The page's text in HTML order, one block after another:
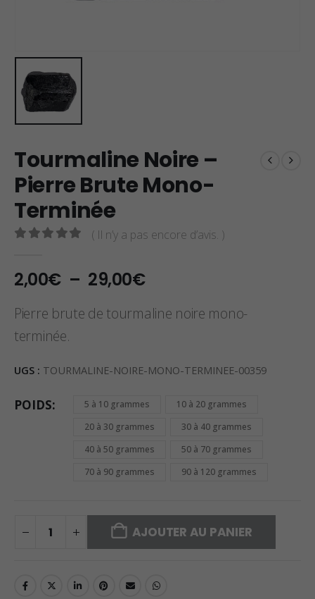
Tourmaline Noire –
Pierre Brute Mono-
Terminée
( Il n’y a pas encore d’avis. )
2,00€ – 29,00€Plage
prix :
29,00€
Pierre brute de tourmaline noire mono-
terminée.
UGS : TOURMALINE-NOIRE-MONO-TERMINEE-00359
POIDS 5 à 10 grammes
10 à 20 grammes
20 à 30 grammes
30 à 40 grammes
40 à 50 grammes
50 à 70 grammes
70 à 90 grammes
90 à 120 grammes
AJOUTER AU PANIER